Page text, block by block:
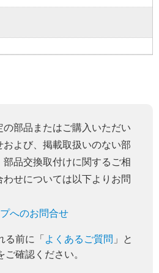
部品またはご購入いただい
よび、掲載取扱いのない部
品交換取付けに関するご相
せについては以下よりお問
へのお問合せ
る前に「よくあるご質問 」と
ご確認ください。